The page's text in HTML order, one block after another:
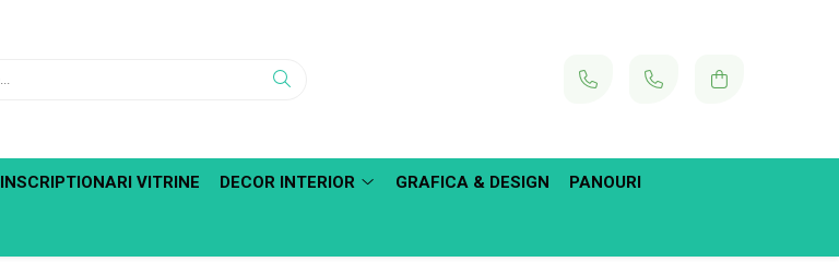
INSCRIPTIONARI VITRINE DECOR INTERIOR GRAFICA & DESIGN PANOURI